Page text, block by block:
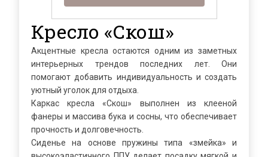
Кресло «Скош»
Акцентные кресла остаются одним из заметных
интерьерных трендов последних лет. Они
помогают добавить индивидуальность и создать
уютный уголок для отдыха.
Каркас кресла «Скош» выполнен из клееной
фанеры и массива бука и сосны, что обеспечивает
прочность и долговечность.
Сиденье на основе пружины типа «змейка» и